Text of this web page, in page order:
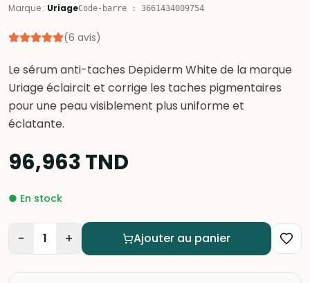
Marque : UriageCode-barre : 3661434009754
(6 avis)
Le sérum anti-taches Depiderm White de la marque
Uriage éclaircit et corrige les taches pigmentaires
pour une peau visiblement plus uniforme et
éclatante.
96,963TND
● En stock
− 1 + Ajouter au panier